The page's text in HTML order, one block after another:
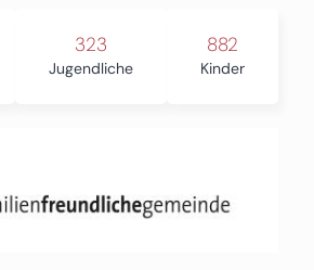
323
Jugendliche
882
Kinder